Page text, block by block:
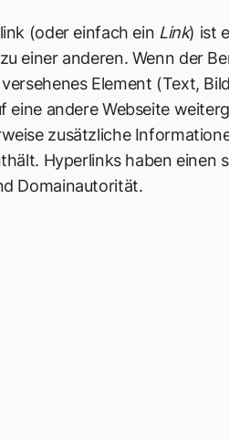
(oder einfach ein Link) ist
einer anderen. Wenn der
Element (Text,
eine andere Webseite
zusätzliche
Hyperlinks haben einen
Domainautorität.